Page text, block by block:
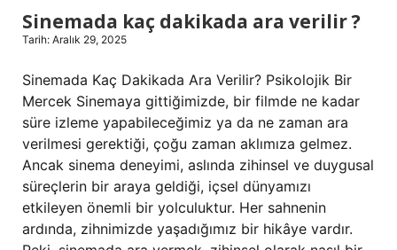
Sinemada kaç dakikada ara verilir ?
Tarih: Aralık 29, 2025
Sinemada Kaç Dakikada Ara Verilir? Psikolojik Bir
Mercek Sinemaya gittiğimizde, bir filmde ne kadar
süre izleme yapabileceğimiz ya da ne zaman ara
verilmesi gerektiği, çoğu zaman aklımıza gelmez.
Ancak sinema deneyimi, aslında zihinsel ve duygusal
süreçlerin bir araya geldiği, içsel dünyamızı
etkileyen önemli bir yolculuktur. Her sahnenin
ardında, zihnimizde yaşadığımız bir hikâye vardır.